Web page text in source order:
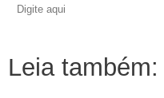
Leia também: